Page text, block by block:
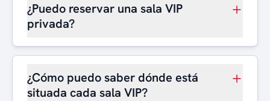
¿Puedo reservar una sala VIP
privada?
¿Cómo puedo saber dónde está
situada cada sala VIP?